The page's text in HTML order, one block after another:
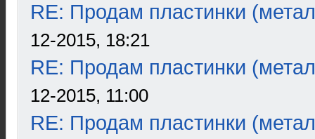
RE: Продам пластинки
12-2015, 18:21
RE: Продам пластинки
12-2015, 11:00
RE: Продам пластинки